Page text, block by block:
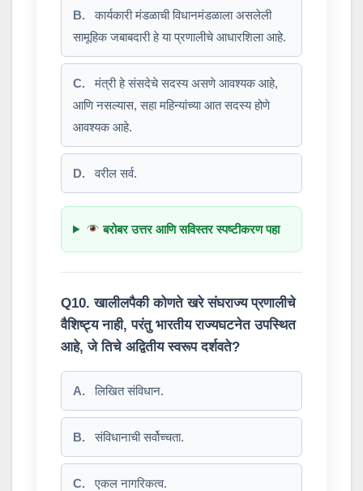
B.
कार्यकारी मंडळाची विधानमंडळाला असलेली
सामूहिक जबाबदारी हे या प्रणालीचे आधारशिला आहे.
C.
मंत्री हे संसदेचे सदस्य असणे आवश्यक आहे,
आणि नसल्यास, सहा महिन्यांच्या आत सदस्य होणे
आवश्यक आहे.
D. वरील सर्व.
बरोबर उत्तर आणि सविस्तर स्पष्टीकरण पहा
Q10. खालीलपैकी कोणते खरे संघराज्य प्रणालीचे
वैशिष्ट्य नाही, परंतु भारतीय राज्यघटनेत उपस्थित
आहे, जे तिचे अद्वितीय स्वरूप दर्शवते?
A. लिखित संविधान.
B. संविधानाची सर्वोच्चता.
C. एकल नागरिकत्व.